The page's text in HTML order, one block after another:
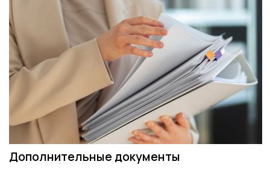
Мы ценим ваше время, поэтому берем на себя все
хлопоты по оформлению. Вам не придется стоять в
очередях и разбираться в тонкостях визового
законодательства – мы сделаем это за вас.
Оказываем помощь в
оформлении